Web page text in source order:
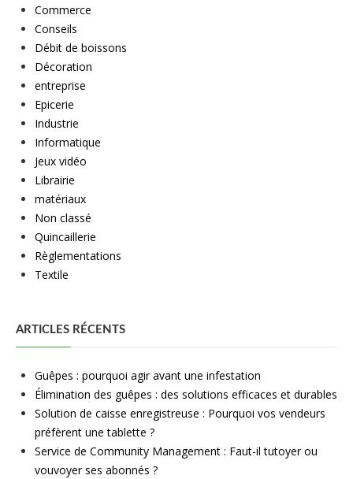
Commerce
Conseils
Débit de boissons
Décoration
entreprise
Epicerie
Industrie
Informatique
Jeux vidéo
Librairie
matériaux
Non classé
Quincaillerie
Règlementations
Textile
ARTICLES RÉCENTS
Guêpes : pourquoi agir avant une infestation
Élimination des guêpes : des solutions efficaces et durables
Solution de caisse enregistreuse : Pourquoi vos vendeurs
préfèrent une tablette ?
Service de Community Management : Faut-il tutoyer ou
vouvoyer ses abonnés ?